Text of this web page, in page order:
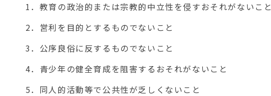
1．教育の政治的または宗教的中立性を侵すおそれがないこと
2．営利を目的とするものでないこと
3．公序良俗に反するものでないこと
4．青少年の健全育成を阻害するおそれがないこと
5．同人的活動等で公共性が乏しくないこと